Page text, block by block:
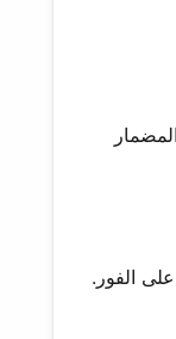
المضمار
الفور.